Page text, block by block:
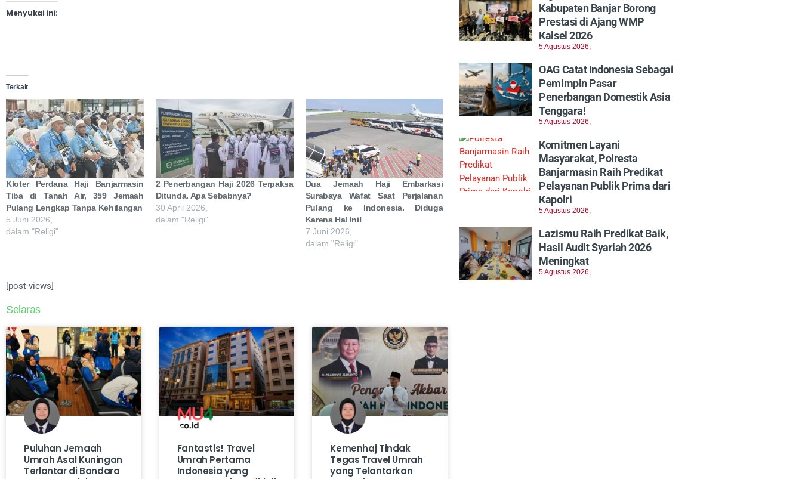
Menyukai ini:
Terkait
Kloter Perdana Haji Banjarmasin
Tiba di Tanah Air, 359 Jemaah
Pulang Lengkap Tanpa Kehilangan
5 Juni 2026,
dalam "Religi"
2 Penerbangan Haji 2026 Terpaksa
Ditunda. Apa Sebabnya?
30 April 2026,
dalam "Religi"
Dua Jemaah Haji Embarkasi
Surabaya Wafat Saat Perjalanan
Pulang ke Indonesia. Diduga
Karena Hal Ini!
7 Juni 2026,
dalam "Religi"
[post-views]
Selaras
Puluhan Jemaah
Umrah Asal Kuningan
Terlantar di Bandara
Fantastis! Travel
Umrah Pertama
Indonesia yang
Kemenhaj Tindak
Tegas Travel Umrah
yang Telantarkan
Kabupaten Banjar Borong
Prestasi di Ajang WMP
Kalsel 2026
5 Agustus 2026,
OAG Catat Indonesia Sebagai
Pemimpin Pasar
Penerbangan Domestik Asia
Tenggara!
5 Agustus 2026,
Komitmen Layani
Masyarakat, Polresta
Banjarmasin Raih Predikat
Pelayanan Publik Prima dari
Kapolri
5 Agustus 2026,
Lazismu Raih Predikat Baik,
Hasil Audit Syariah 2026
Meningkat
5 Agustus 2026,